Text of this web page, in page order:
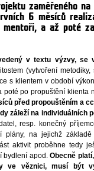
zaměřeného
6 měsíců
mentoři, a až poté
v textu výzvy, se
(vytvoření
s klientem v období
poté po propuštění
před propouštěním a
záleží na individuálních
resp. konečný
plány, na jejichž
aktivit proběhne tedy
bydlení apod.Obecně
ve věznici, musí být